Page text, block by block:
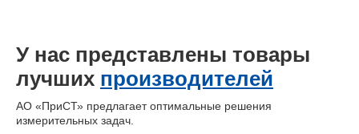
У нас представлены товары
лучших производителей
АО «ПриСТ» предлагает оптимальные решения
измерительных задач.